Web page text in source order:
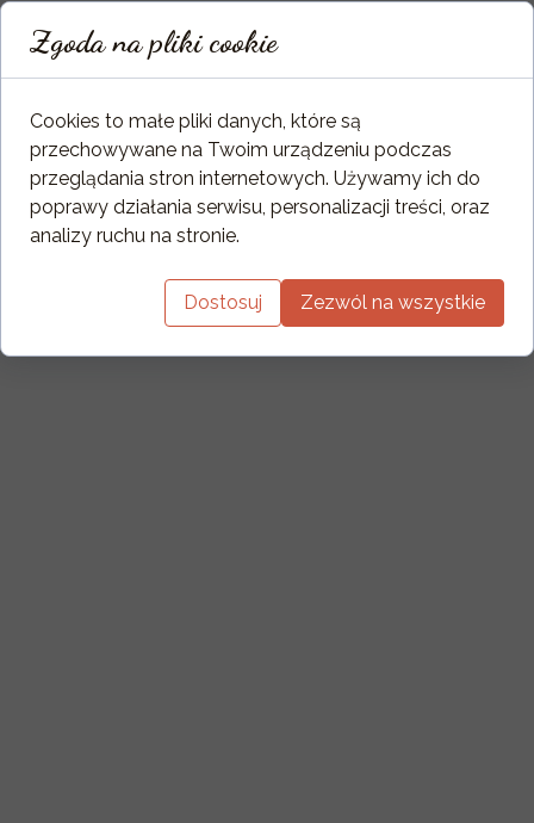
Zgoda na pliki cookie
Cookies to małe pliki danych, które są
przechowywane na Twoim urządzeniu podczas
przeglądania stron internetowych. Używamy ich do
poprawy działania serwisu, personalizacji treści, oraz
analizy ruchu na stronie.
Dostosuj Zezwól na wszystkie